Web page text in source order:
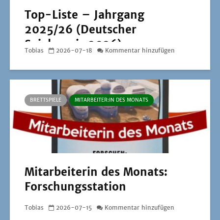
Mitarbeiterin des Monats:
Forschungsstation
Tobias 2026-07-15 Kommentar hinzufügen
BRETTSPIELE EMPFEHLUNG
Empfehlung: Der Herr der
Ringe – Das Schicksal der